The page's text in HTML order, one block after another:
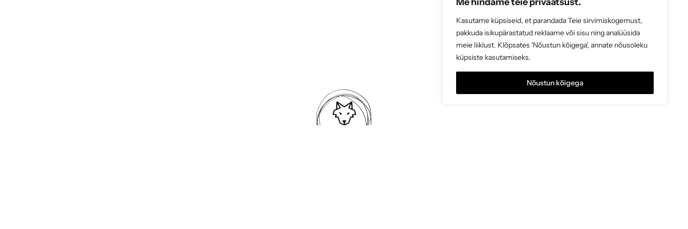
Kasutame küpsiseid, et parandada Teie sirvimiskogemust,
pakkuda isikupärastatud reklaame või sisu ning analüüsida
meie liiklust. Klõpsates 'Nõustun kõigega', annate nõusoleku
küpsiste kasutamiseks.
Nõustun kõigega